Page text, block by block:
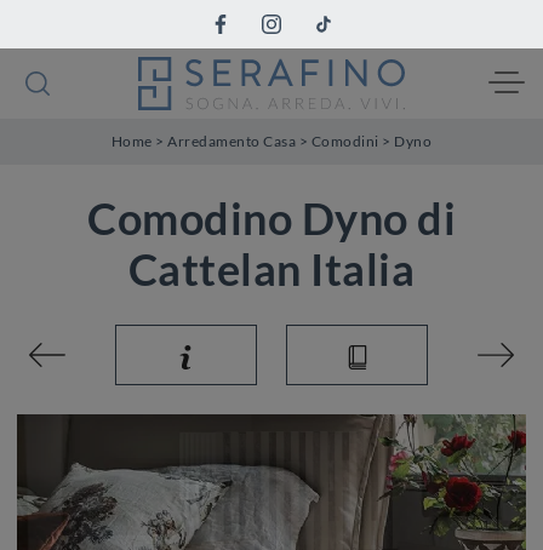
Home >Arredamento Casa > Comodini > Dyno
Comodino Dyno di
Cattelan Italia